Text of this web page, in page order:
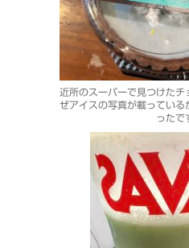
近所のスーパーで見つけたチ
ぜアイスの写真が載っている
ったで